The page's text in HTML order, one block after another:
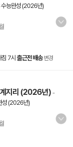
수능완성 (2026년)
7시 출근전 배송 변경
계지리 (2026년) -
성 (2026년)